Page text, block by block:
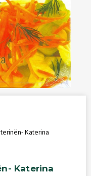
Katerina
Katerina